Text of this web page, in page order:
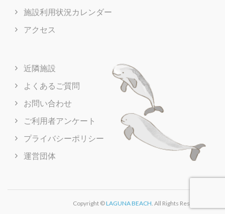
施設利用状況カレンダー
アクセス
近隣施設
よくあるご質問
お問い合わせ
ご利用者アンケート
プライバシーポリシー
運営団体
Copyright ©LAGUNA BEACH. All Rights Reserved.